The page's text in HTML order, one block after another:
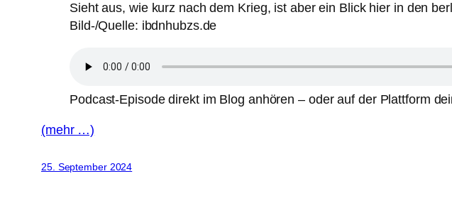
Sieht aus, wie kurz nach dem Krieg, ist aber ein Blick hier in den
Bild-/Quelle: ibdnhubzs.de
Podcast-Episode direkt im Blog anhören – oder auf der Plattform
(mehr …)
25. September 2024